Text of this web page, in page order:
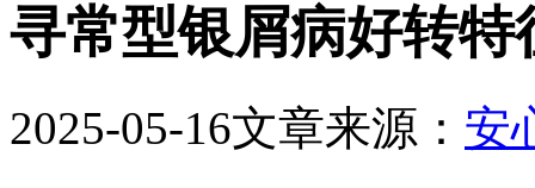
寻常型银屑病好转特
2025-05-16文章来源： 安